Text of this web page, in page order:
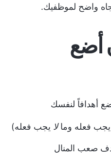
واضح لموظفيك.
أضع
أهدافاً لنفسك
يجب فعله ومالا يجب فعله)
صعب المنال